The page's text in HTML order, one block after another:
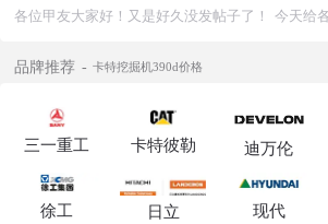
品牌推荐 卡特挖掘机390d价格
三一重工 卡特彼勒 迪万伦
徐工 日立 现代